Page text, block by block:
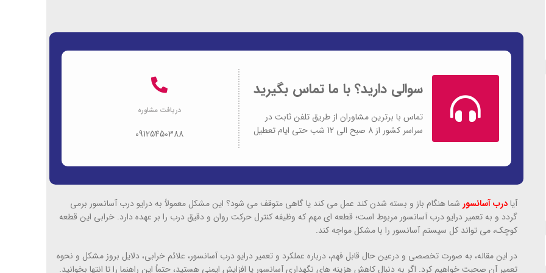
سوالی دارید؟ با ما تماس بگیرید
تماس با برترین مشاوران از طریق تلفن ثابت در
سراسر کشور از 8 صبح الی 12 شب حتی ایام تعطیل
دریافت مشاوره
09125450388
آیادرب آسانسور شما هنگام باز و بسته شدن کند عمل می کند یا گاهی متوقف می شود؟ این مشکل معمولاً به درایو درب آسانسور برمی
گردد و به تعمیر درایو درب آسانسور مربوط است؛ قطعه ای مهم که وظیفه کنترل حرکت روان و دقیق درب را بر عهده دارد. خرابی این قطعه
کوچک، می تواند کل سیستم آسانسور را با مشکل مواجه کند.
در این مقاله، به صورت تخصصی و درعین حال قابل فهم، درباره عملکرد و تعمیر درایو درب آسانسور، علائم خرابی، دلایل بروز مشکل و نحوه
تعمیر آن صحبت خواهیم کرد. اگر به دنبال کاهش هزینه های نگهداری آسانسور یا افزایش ایمنی هستید، حتماً این راهنما را تا انتها بخوانید.